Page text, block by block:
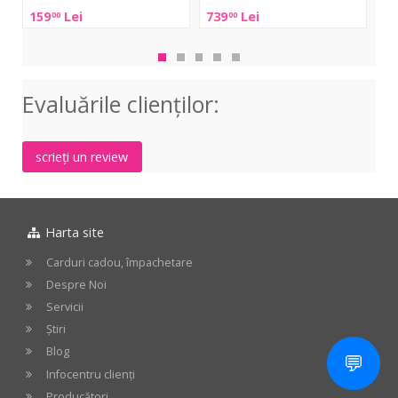
15900 Lei
Noise
73900 Lei
Godzilla
Evaluările clienţilor:
scrieți un review
Harta site
Carduri cadou, împachetare
Despre Noi
Servicii
Știri
Blog
Infocentru clienți
💬